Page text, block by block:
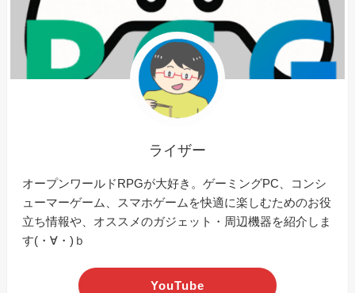
ライザー
オープンワールドRPGが大好き。ゲーミングPC、コンシ
ューマーゲーム、スマホゲームを快適に楽しむためのお役
立ち情報や、オススメのガジェット・周辺機器を紹介しま
す(・∀・)ｂ
YouTube